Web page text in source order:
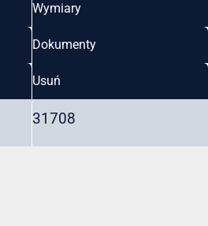
Wymiary
Dokumenty
Usuń
31708